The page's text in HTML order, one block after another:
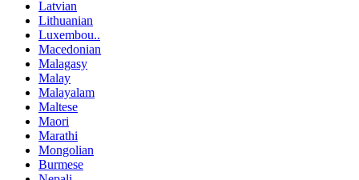
Latvian
Lithuanian
Luxembou..
Macedonian
Malagasy
Malay
Malayalam
Maltese
Maori
Marathi
Mongolian
Burmese